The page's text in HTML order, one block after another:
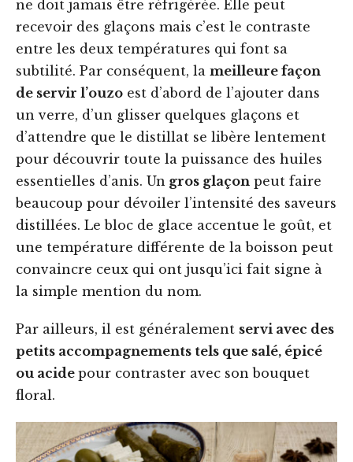
ne doit jamais être réfrigérée. Elle peut
recevoir des glaçons mais c’est le contraste
entre les deux températures qui font sa
subtilité. Par conséquent, la meilleure façon
de servir l’ouzo est d’abord de l’ajouter dans
un verre, d’un glisser quelques glaçons et
d’attendre que le distillat se libère lentement
pour découvrir toute la puissance des huiles
essentielles d’anis. Un gros glaçon peut faire
beaucoup pour dévoiler l’intensité des saveurs
distillées. Le bloc de glace accentue le goût, et
une température différente de la boisson peut
convaincre ceux qui ont jusqu’ici fait signe à
la simple mention du nom.
Par ailleurs, il est généralement servi avec des
petits accompagnements tels que salé, épicé
ou acide pour contraster avec son bouquet
floral.